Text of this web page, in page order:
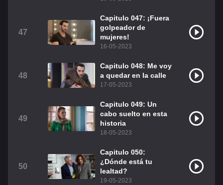
47
Capitulo 047: ¡Fuera
golpeador de
mujeres!
16-05-2023
48
Capitulo 048: Me voy
a quedar en la calle
17-05-2023
49
Capitulo 049: Un
cabo suelto en esta
historia
18-05-2023
50
Capitulo 050:
¿Dónde está tu
lealtad?
19-05-2023